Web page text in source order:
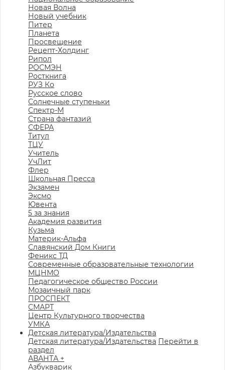
Новая Волна
Новый учебник
Питер
Планета
Просвещение
Рецепт-Холдинг
Рипол
РОСМЭН
Росткнига
РУЗ Ко
Русское слово
Солнечные ступеньки
Спектр-М
Страна фантазий
СФЕРА
Титул
ТЦУ
Учитель
УчЛит
Флер
Школьная Пресса
Экзамен
Эксмо
Ювента
5 за знания
Академия развития
Кузьма
Материк-Альфа
Славянский Дом Книги
Феникс ТД
Современные образовательные технологии
МЦНМО
Педагогическое общество России
Мозаичный парк
ПРОСПЕКТ
СМАРТ
Центр Культурного творчества
УМКА
Детская литература/Издательства
Детская литература/Издательства Перейти в
раздел
АВАНТА +
Азбукварик